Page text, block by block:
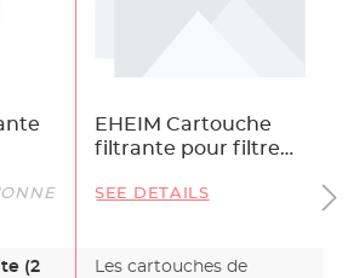
EHEIM Cartouche
filtrante pour filtre
SEE DETAILS
(2
Les cartouches de